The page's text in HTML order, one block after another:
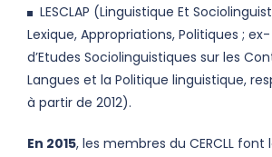
LESCLAP (Linguistique Et
Lexique, Appropriations, Politiques ;
d’Etudes Sociolinguistiques sur les
Langues et la Politique linguistique,
à partir de 2012).
En 2015, les membres du CERCLL font